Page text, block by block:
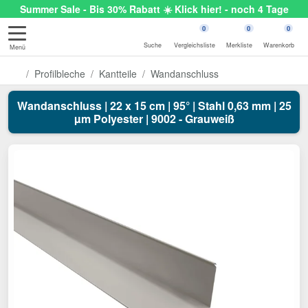
Summer Sale - Bis 30% Rabatt ☀️ Klick hier! - noch 4 Tage
Menü Suche
0
Vergleichsliste
0
Merkliste
0
Warenkorb
Profilbleche Kantteile Wandanschluss
Wandanschluss | 22 x 15 cm | 95° | Stahl 0,63 mm | 25
µm Polyester | 9002 - Grauweiß